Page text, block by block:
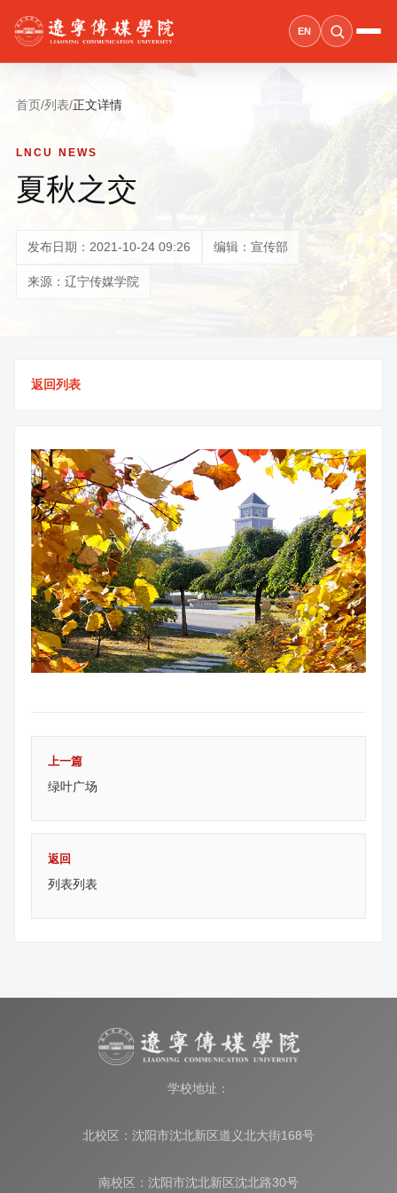
EN
首页/列表/正文详情
LNCU NEWS
夏秋之交
发布日期：2021-10-24 09:26 编辑：宣传部
来源：辽宁传媒学院
返回列表
上一篇
绿叶广场
返回
列表列表
学校地址：
北校区：沈阳市沈北新区道义北大街168号
南校区：沈阳市沈北新区沈北路30号